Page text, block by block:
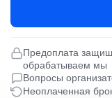
Предоплата
обрабатываем мы
Вопросы
Неоплаченная